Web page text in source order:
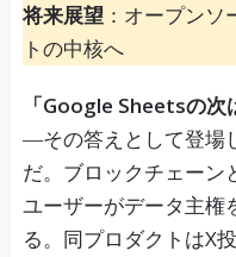
将来展望：オープンソ
トの中核へ
「Google Sheetsの
―その答えとして登場
だ。ブロックチェーン
ユーザーがデータ主権
る。同プロダクトはX